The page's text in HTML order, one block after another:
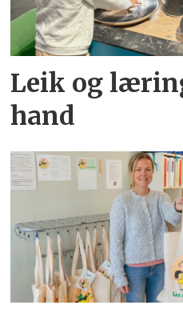
Leik og
hand